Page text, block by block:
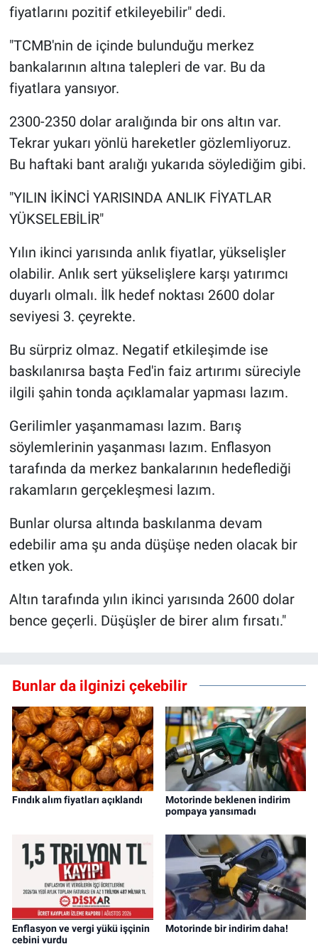
fiyatlarını pozitif etkileyebilir" dedi.
"TCMB'nin de içinde bulunduğu merkez
bankalarının altına talepleri de var. Bu da
fiyatlara yansıyor.
2300-2350 dolar aralığında bir ons altın var.
Tekrar yukarı yönlü hareketler gözlemliyoruz.
Bu haftaki bant aralığı yukarıda söylediğim gibi.
"YILIN İKİNCİ YARISINDA ANLIK FİYATLAR
YÜKSELEBİLİR"
Yılın ikinci yarısında anlık fiyatlar, yükselişler
olabilir. Anlık sert yükselişlere karşı yatırımcı
duyarlı olmalı. İlk hedef noktası 2600 dolar
seviyesi 3. çeyrekte.
Bu sürpriz olmaz. Negatif etkileşimde ise
baskılanırsa başta Fed'in faiz artırımı süreciyle
ilgili şahin tonda açıklamalar yapması lazım.
Gerilimler yaşanmaması lazım. Barış
söylemlerinin yaşanması lazım. Enflasyon
tarafında da merkez bankalarının hedeflediği
rakamların gerçekleşmesi lazım.
Bunlar olursa altında baskılanma devam
edebilir ama şu anda düşüşe neden olacak bir
etken yok.
Altın tarafında yılın ikinci yarısında 2600 dolar
bence geçerli. Düşüşler de birer alım fırsatı."
Bunlar da ilginizi çekebilir
Fındık alım fiyatları açıklandı
Motorinde beklenen indirim
pompaya yansımadı
Enflasyon ve vergi yükü işçinin
cebini vurdu
Motorinde bir indirim daha!